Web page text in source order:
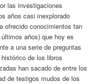
las investigaciones
años casi inexplorado
ofrecido conocimientos tan
años) que hoy es
a una serie de preguntas
de los libros
han sacado de entre los
de testigos mudos de los